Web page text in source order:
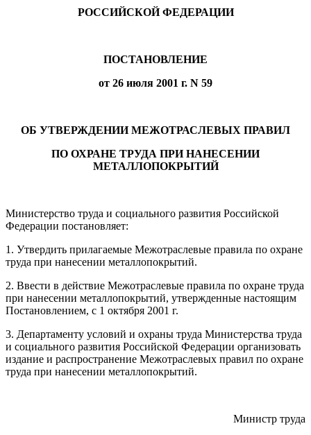
РОССИЙСКОЙ ФЕДЕРАЦИИ
ПОСТАНОВЛЕНИЕ
от 26 июля 2001 г. N 59
ОБ УТВЕРЖДЕНИИ МЕЖОТРАСЛЕВЫХ ПРАВИЛ
ПО ОХРАНЕ ТРУДА ПРИ НАНЕСЕНИИ
МЕТАЛЛОПОКРЫТИЙ
Министерство труда и социального развития Российской
Федерации постановляет:
1. Утвердить прилагаемые Межотраслевые правила по охране
труда при нанесении металлопокрытий.
2. Ввести в действие Межотраслевые правила по охране труда
при нанесении металлопокрытий, утвержденные настоящим
Постановлением, с 1 октября 2001 г.
3. Департаменту условий и охраны труда Министерства труда
и социального развития Российской Федерации организовать
издание и распространение Межотраслевых правил по охране
труда при нанесении металлопокрытий.
Министр труда